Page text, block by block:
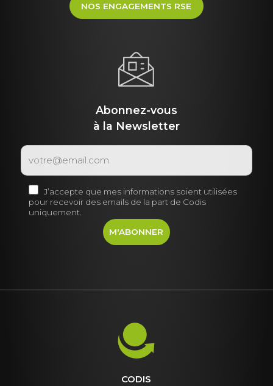
NOS ENGAGEMENTS RSE
Abonnez-vous
à la Newsletter
J’accepte que mes informations soient utilisées
pour recevoir des emails de la part de Codis
uniquement.
CODIS